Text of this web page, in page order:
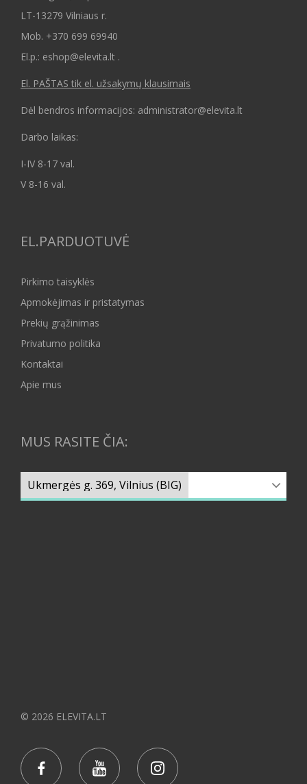
LT-13279 Vilniaus r.
Mob. +370 699 69940
El.p.: eshop@elevita.lt .
El. PAŠTAS tik el. užsakymų klausimais
Dėl bendros informacijos: administrator@elevita.lt
Darbo laikas:
I-IV 8-17 val.
V 8-16 val.
EL.PARDUOTUVĖ
Pirkimo taisyklės
Apmokėjimas ir pristatymas
Prekių grąžinimas
Privatumo politika
Kontaktai
Apie mus
MUS RASITE ČIA:
© 2026 ELEVITA.LT